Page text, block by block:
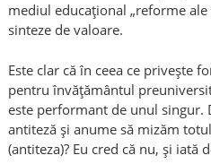
mediul educaţional „reforme
sinteze de valoare.
Este clar că în ceea ce priveşte
pentru învăţământul
este performant de unul singur.
antiteză şi anume să mizăm
(antiteza)? Eu cred că nu, şi iată